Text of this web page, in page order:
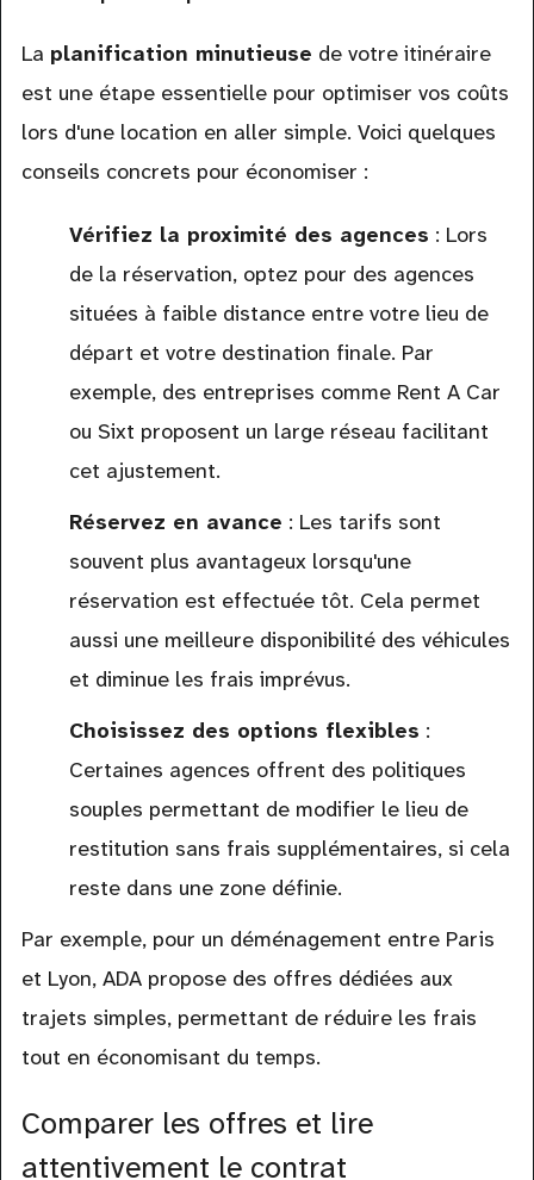
La planification minutieuse de votre itinéraire
est une étape essentielle pour optimiser vos coûts
lors d'une location en aller simple. Voici quelques
conseils concrets pour économiser :
Vérifiez la proximité des agences : Lors
de la réservation, optez pour des agences
situées à faible distance entre votre lieu de
départ et votre destination finale. Par
exemple, des entreprises comme Rent A Car
ou Sixt proposent un large réseau facilitant
cet ajustement.
Réservez en avance : Les tarifs sont
souvent plus avantageux lorsqu'une
réservation est effectuée tôt. Cela permet
aussi une meilleure disponibilité des véhicules
et diminue les frais imprévus.
Choisissez des options flexibles :
Certaines agences offrent des politiques
souples permettant de modifier le lieu de
restitution sans frais supplémentaires, si cela
reste dans une zone définie.
Par exemple, pour un déménagement entre Paris
et Lyon, ADA propose des offres dédiées aux
trajets simples, permettant de réduire les frais
tout en économisant du temps.
Comparer les offres et lire
attentivement le contrat